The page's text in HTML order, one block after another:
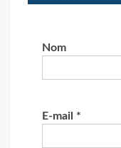
Nom
E-mail *